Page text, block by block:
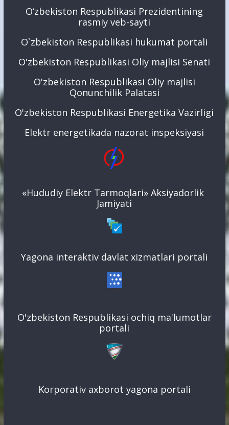
O‘zbekiston Respublikasi Prezidentining
rasmiy veb-sayti
O`zbekiston Respublikasi hukumat portali
O'zbekiston Respublikasi Oliy majlisi Senati
O'zbekiston Respublikasi Oliy majlisi
Qonunchilik Palatasi
O'zbekiston Respublikasi Energetika Vazirligi
Elektr energetikada nazorat inspeksiyasi
«Hududiy Elektr Tarmoqlari» Aksiyadorlik
Jamiyati
Yagona interaktiv davlat xizmatlari portali
O'zbekiston Respublikasi ochiq ma'lumotlar
portali
Korporativ axborot yagona portali